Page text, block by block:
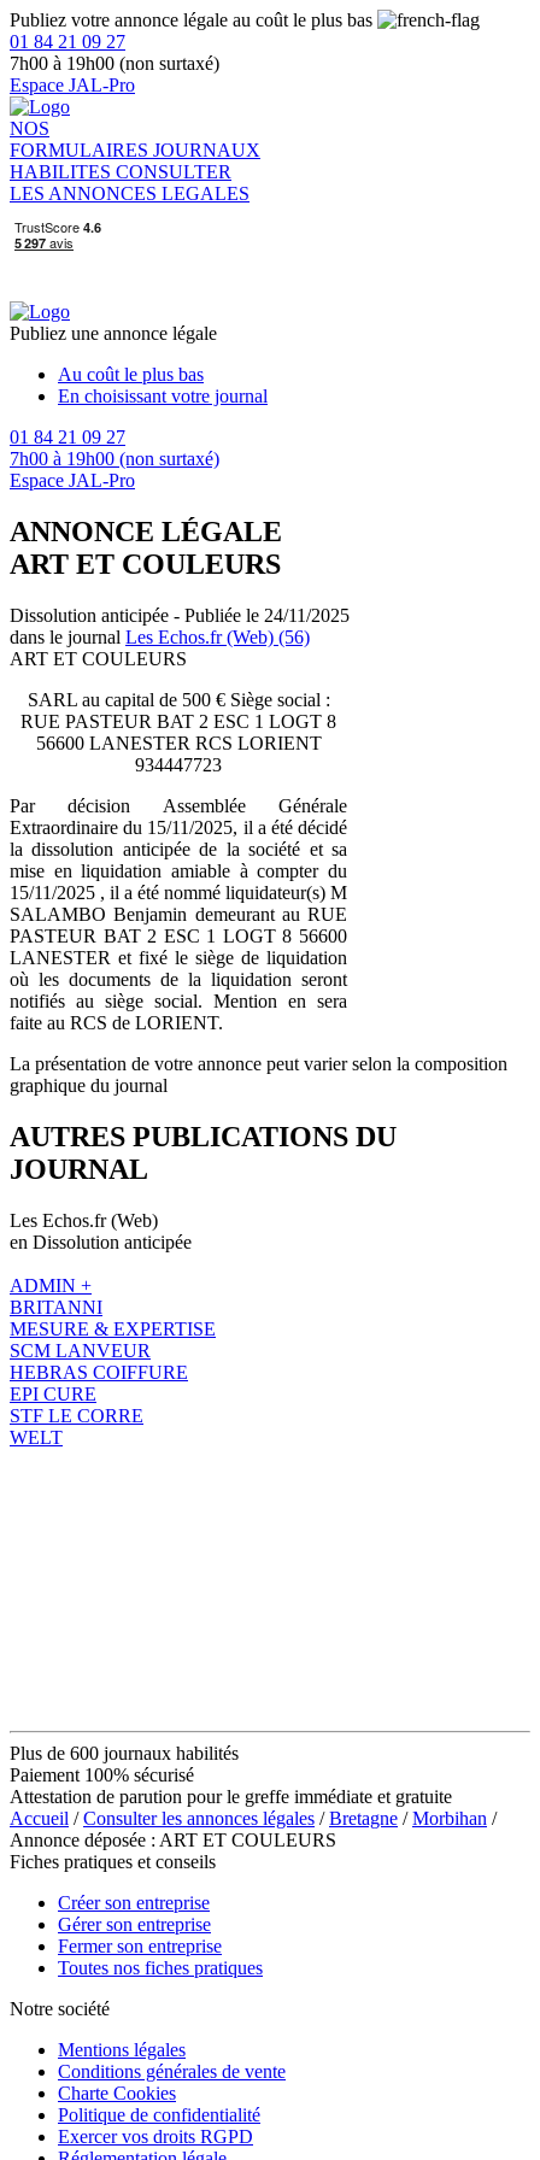
Publiez votre annonce légale au coût le plus bas
01 84 21 09 27
7h00 à 19h00 (non surtaxé)
Espace JAL-Pro
NOS
FORMULAIRES JOURNAUX
HABILITES CONSULTER
LES ANNONCES LEGALES
Publiez une annonce légale
Au coût le plus bas
En choisissant votre journal
01 84 21 09 27
7h00 à 19h00 (non surtaxé)
Espace JAL-Pro
ANNONCE LÉGALE
ART ET COULEURS
Dissolution anticipée - Publiée le 24/11/2025
dans le journal Les Echos.fr (Web) (56)
ART ET COULEURS
SARL au capital de 500 € Siège social :
RUE PASTEUR BAT 2 ESC 1 LOGT 8
56600 LANESTER RCS LORIENT
934447723
Par décision Assemblée Générale
Extraordinaire du 15/11/2025, il a été décidé
la dissolution anticipée de la société et sa
mise en liquidation amiable à compter du
15/11/2025 , il a été nommé liquidateur(s) M
SALAMBO Benjamin demeurant au RUE
PASTEUR BAT 2 ESC 1 LOGT 8 56600
LANESTER et fixé le siège de liquidation
où les documents de la liquidation seront
notifiés au siège social. Mention en sera
faite au RCS de LORIENT.
La présentation de votre annonce peut varier selon la composition
graphique du journal
AUTRES PUBLICATIONS DU
JOURNAL
Les Echos.fr (Web)
en Dissolution anticipée
ADMIN +
BRITANNI
MESURE & EXPERTISE
SCM LANVEUR
HEBRAS COIFFURE
EPI CURE
STF LE CORRE
WELT
Plus de 600 journaux habilités
Paiement 100% sécurisé
Attestation de parution pour le greffe immédiate et gratuite
Accueil /Consulter les annonces légales /Bretagne /Morbihan /
Annonce déposée : ART ET COULEURS
Fiches pratiques et conseils
Créer son entreprise
Gérer son entreprise
Fermer son entreprise
Toutes nos fiches pratiques
Notre société
Mentions légales
Conditions générales de vente
Charte Cookies
Politique de confidentialité
Exercer vos droits RGPD